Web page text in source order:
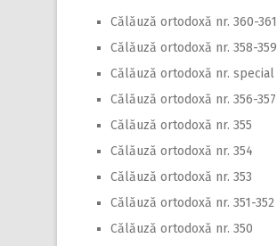
Călăuză ortodoxă nr. 360-361
Călăuză ortodoxă nr. 358-359
Călăuză ortodoxă nr. special
Călăuză ortodoxă nr. 356-357
Călăuză ortodoxă nr. 355
Călăuză ortodoxă nr. 354
Călăuză ortodoxă nr. 353
Călăuză ortodoxă nr. 351-352
Călăuză ortodoxă nr. 350